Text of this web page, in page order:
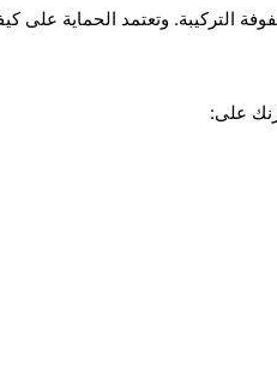
التركيبة. وتعتمد الحماية
على: